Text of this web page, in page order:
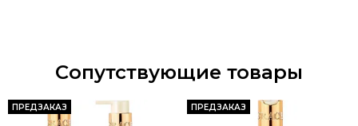
Сопутствующие товары
ПРЕДЗАКАЗ ПРЕДЗАКАЗ